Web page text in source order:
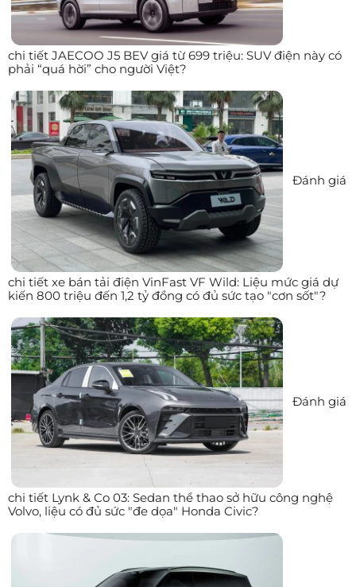
chi tiết JAECOO J5 BEV giá từ 699 triệu: SUV điện này có
phải “quá hời” cho người Việt?
Đánh giá
chi tiết xe bán tải điện VinFast VF Wild: Liệu mức giá dự
kiến 800 triệu đến 1,2 tỷ đồng có đủ sức tạo "cơn sốt"?
Đánh giá
chi tiết Lynk & Co 03: Sedan thể thao sở hữu công nghệ
Volvo, liệu có đủ sức "đe dọa" Honda Civic?